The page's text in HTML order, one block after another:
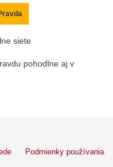
siete
pohodlne aj v
Podmienky používania